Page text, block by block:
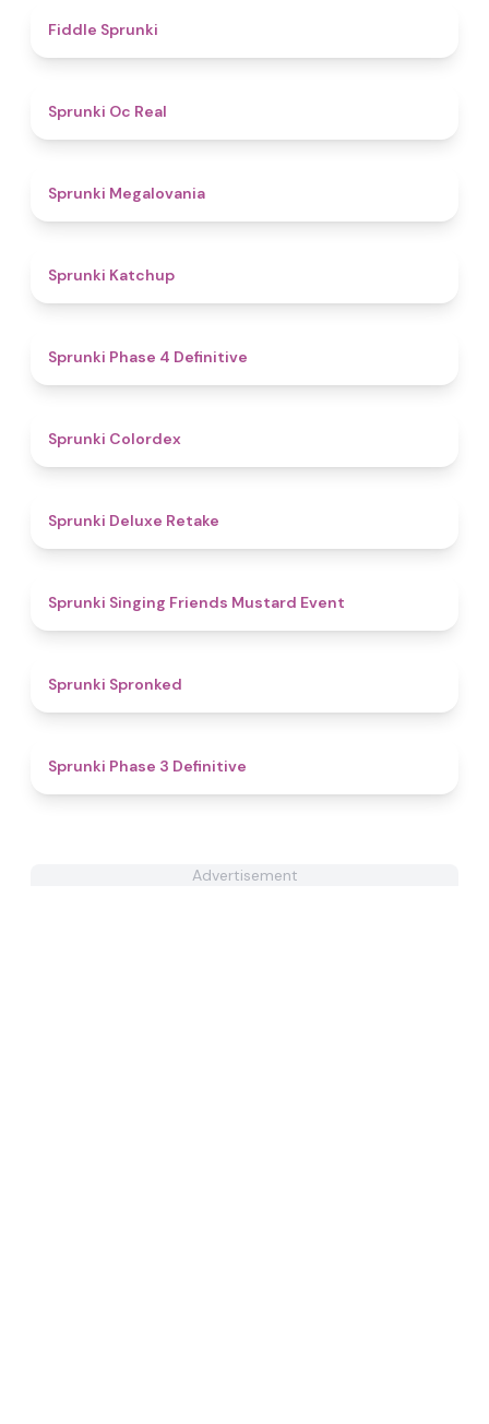
Fiddle Sprunki
Sprunki Oc Real
Sprunki Megalovania
Sprunki Katchup
Sprunki Phase 4 Definitive
Sprunki Colordex
Sprunki Deluxe Retake
Sprunki Singing Friends Mustard Event
Sprunki Spronked
Sprunki Phase 3 Definitive
Advertisement